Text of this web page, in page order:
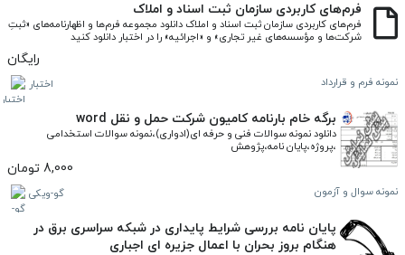
فرم‌های کاربردی سازمان ثبت اسناد و املاک
شرکت‌ها و مؤسسه‌های غیر تجاری» و «اجرائیه» را در اختبار دانلود کنید
رایگان
نمونه فرم و قرارداد اختبار
برگه خام بارنامه کامیون شرکت حمل و نقل word
،پروژه،پایان نامه،پژوهش
8,000 تومان
نمونه سوال و آزمون گو-ویکی
پایان نامه بررسی شرایط پایداری در شبکه سراسری برق در
هنگام بروز بحران با اعمال جزیره ای اجباری